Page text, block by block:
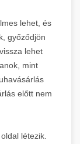
lehet, és
győződjön
lehet
mint
előtt nem
létezik.